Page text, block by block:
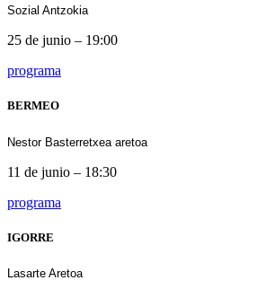
Sozial Antzokia
25 de junio – 19:00
programa
BERMEO
Nestor Basterretxea aretoa
11 de junio – 18:30
programa
IGORRE
Lasarte Aretoa